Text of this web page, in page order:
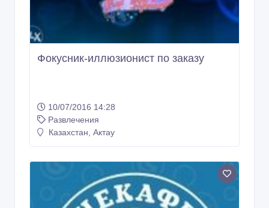
Фокусник-иллюзионист по заказу
10/07/2016 14:28
Развлечения
Казахстан, Актау